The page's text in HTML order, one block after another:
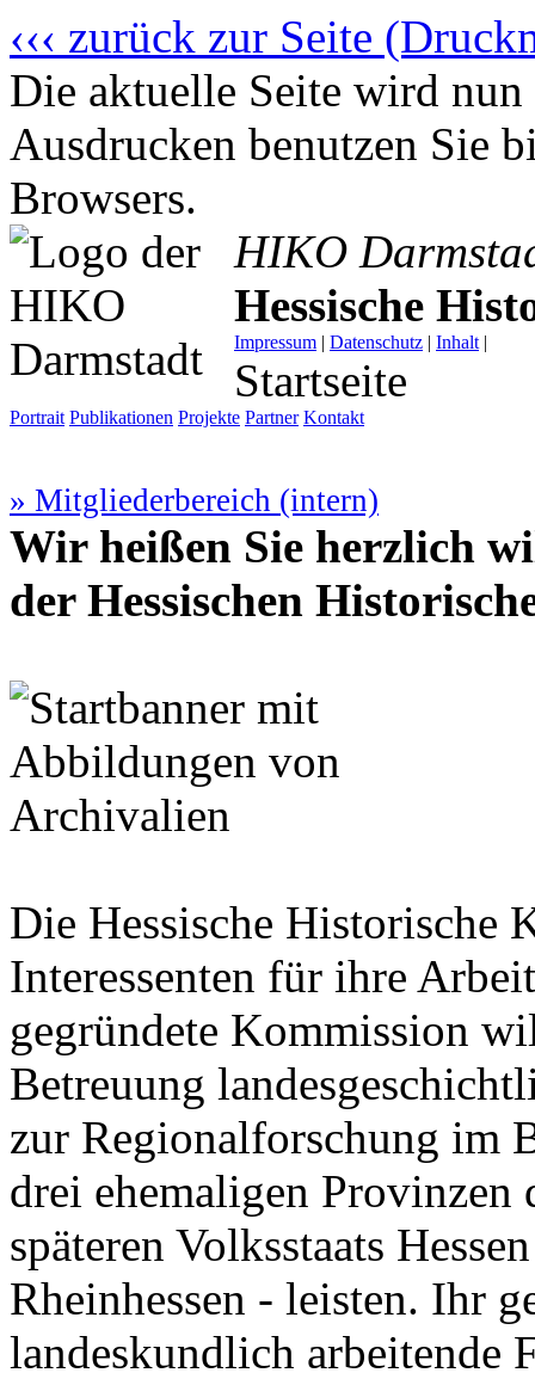
‹‹‹ zurück zur Seite
Die aktuelle Seite wird
Ausdrucken benutzen Sie
Browsers.
HIKO
Hessische
Impressum | Datenschutz | Inhalt |
Startseite
Portrait Publikationen Projekte Partner Kontakt
» Mitgliederbereich (intern)
Wir heißen Sie herzlich
der Hessischen
Die Hessische Historische
Interessenten für ihre
gegründete Kommission
Betreuung
zur Regionalforschung im
drei ehemaligen Provinzen
späteren Volksstaats
Rheinhessen - leisten. Ihr
landeskundlich arbeitende